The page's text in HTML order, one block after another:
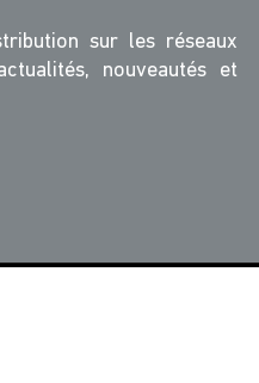
sur les réseaux
nouveautés et